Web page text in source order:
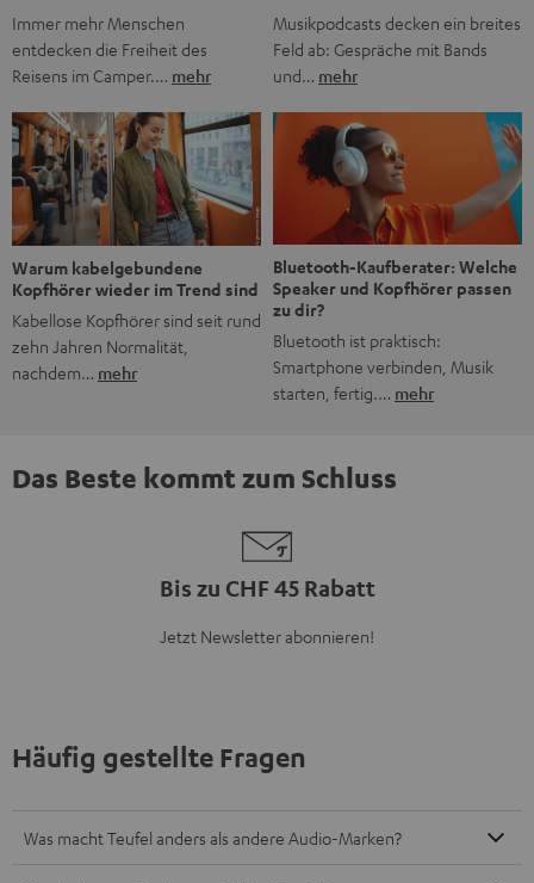
Immer mehr Menschen
entdecken die Freiheit des
Reisens im Camper.… mehr
Musikpodcasts decken ein breites
Feld ab: Gespräche mit Bands
und… mehr
Warum kabelgebundene
Kopfhörer wieder im Trend sind
Kabellose Kopfhörer sind seit rund
zehn Jahren Normalität,
nachdem… mehr
Bluetooth-Kaufberater: Welche
Speaker und Kopfhörer passen
zu dir?
Bluetooth ist praktisch:
Smartphone verbinden, Musik
starten, fertig.… mehr
Das Beste kommt zum Schluss
Bis zu CHF 45 Rabatt
Jetzt Newsletter abonnieren!
Häufig gestellte Fragen
Was macht Teufel anders als andere Audio-Marken?